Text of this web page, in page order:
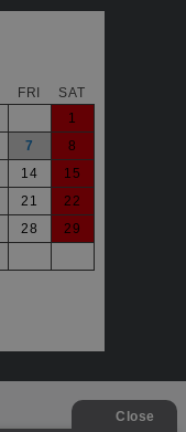
FRI
SAT
1
7
8
14
15
21
22
28
29